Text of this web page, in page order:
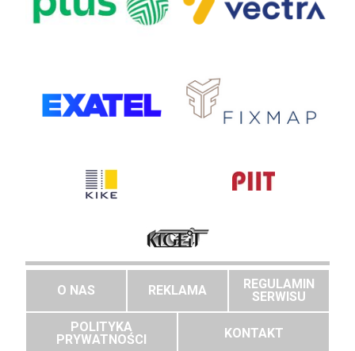
O NAS REKLAMA
REGULAMIN
SERWISU
POLITYKA
PRYWATNOŚCI
KONTAKT